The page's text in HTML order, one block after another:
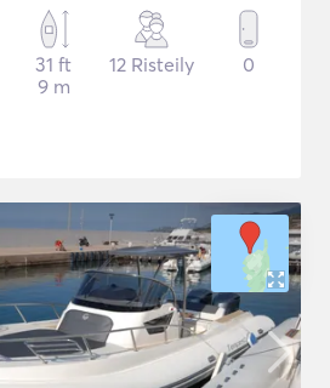
31 ft
9 m
12 Risteily 0